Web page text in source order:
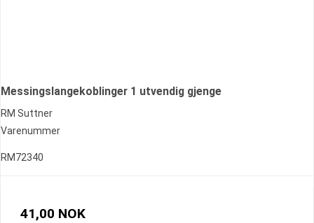
Messingslangekoblinger 1 utvendig gjenge
RM Suttner
Varenummer
RM72340
41,00 NOK